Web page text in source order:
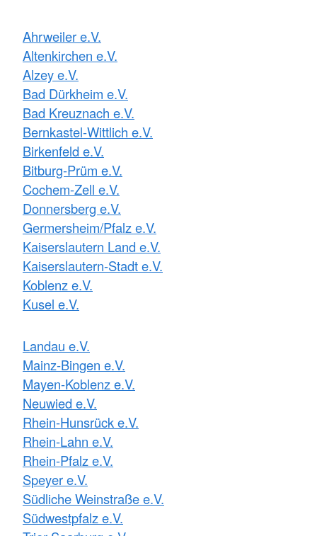
Ahrweiler e.V.
Altenkirchen e.V.
Alzey e.V.
Bad Dürkheim e.V.
Bad Kreuznach e.V.
Bernkastel-Wittlich e.V.
Birkenfeld e.V.
Bitburg-Prüm e.V.
Cochem-Zell e.V.
Donnersberg e.V.
Germersheim/Pfalz e.V.
Kaiserslautern Land e.V.
Kaiserslautern-Stadt e.V.
Koblenz e.V.
Kusel e.V.
Landau e.V.
Mainz-Bingen e.V.
Mayen-Koblenz e.V.
Neuwied e.V.
Rhein-Hunsrück e.V.
Rhein-Lahn e.V.
Rhein-Pfalz e.V.
Speyer e.V.
Südliche Weinstraße e.V.
Südwestpfalz e.V.